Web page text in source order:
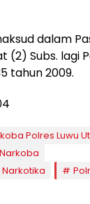
dalam
(2) Subs. lagi
tahun 2009.
Polres Luwu
Narkoba